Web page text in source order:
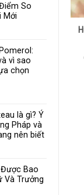
So
Mới
vì sao
chọn
là gì? Ý
Pháp và
nên biết
Được Bao
Và Trưởng